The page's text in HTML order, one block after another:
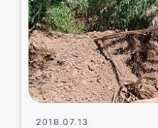
復興応
仮設住宅生活
漁業
2018.07.13